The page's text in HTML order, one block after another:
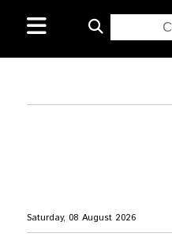
Saturday, 08 August 2026